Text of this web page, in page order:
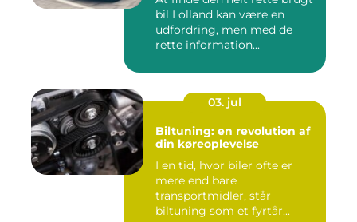
bil Lolland kan være en
udfordring, men med de
rette information...
03. jul
Biltuning: en revolution af
din køreoplevelse
I en tid, hvor biler ofte er
mere end bare
transportmidler, står
biltuning som et fyrtår...